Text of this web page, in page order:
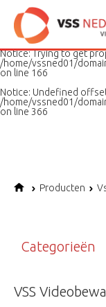
Notice: Undefined
/home/vssned01/
on line
187
Notice: Trying to get
/home/vssned01/
on line 166
Notice: Undefined
/home/vssned01/
on line 366
Producten
Categorieën
VSS